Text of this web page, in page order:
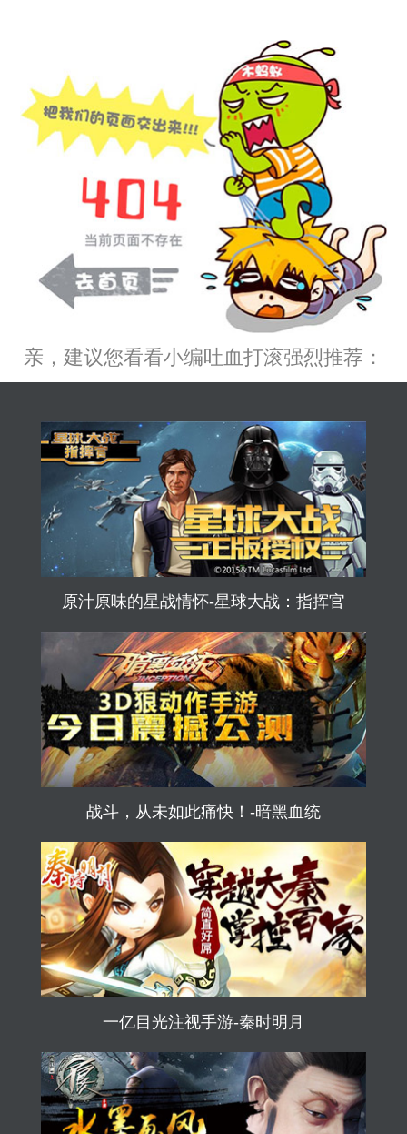
亲，建议您看看小编吐血打滚强烈推荐：
原汁原味的星战情怀-星球大战：指挥官
战斗，从未如此痛快！-暗黑血统
一亿目光注视手游-秦时明月